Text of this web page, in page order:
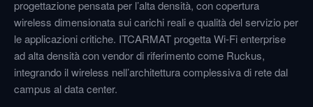
progettazione pensata per l’alta densità, con copertura
wireless dimensionata sui carichi reali e qualità del servizio per
le applicazioni critiche. ITCARMAT progetta Wi-Fi enterprise
ad alta densità con vendor di riferimento come Ruckus,
integrando il wireless nell’architettura complessiva di rete dal
campus al data center.